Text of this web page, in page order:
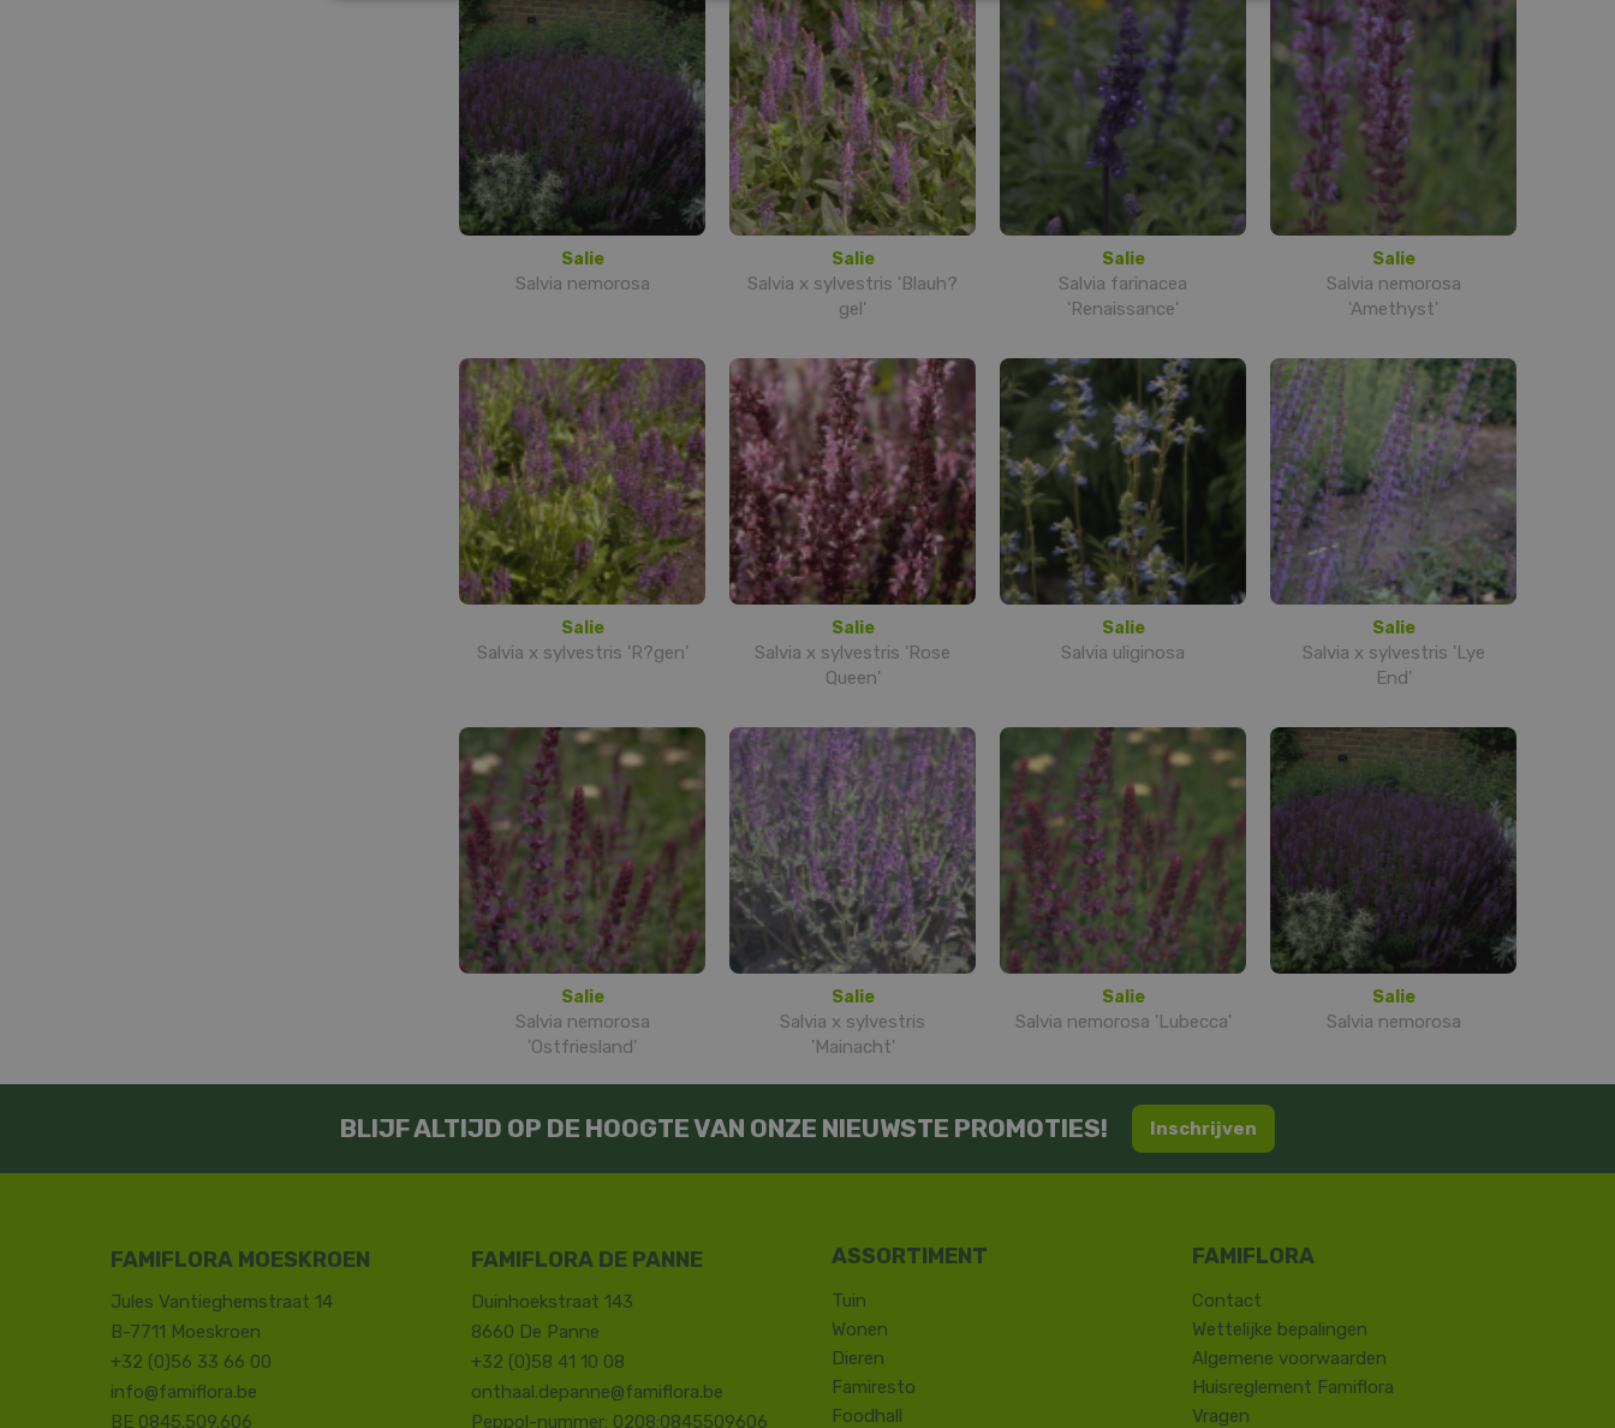
Salie
Salvia nemorosa
Salie
Salvia x sylvestris 'Blauh?
gel'
Salie
Salvia farinacea
'Renaissance'
Salie
Salvia nemorosa
'Amethyst'
Salie
Salvia x sylvestris 'R?gen'
Salie
Salvia x sylvestris 'Rose
Queen'
Salie
Salvia uliginosa
Salie
Salvia x sylvestris 'Lye
End'
Salie
Salvia nemorosa
'Ostfriesland'
Salie
Salvia x sylvestris
'Mainacht'
Salie
Salvia nemorosa 'Lubecca'
Salie
Salvia nemorosa
BLIJF ALTIJD OP DE HOOGTE VAN ONZE NIEUWSTE PROMOTIES! Inschrijven
FAMIFLORA MOESKROEN
Jules Vantieghemstraat 14
B-7711 Moeskroen
+32 (0)56 33 66 00
info@famiflora.be
BE 0845.509.606
FAMIFLORA DE PANNE
Duinhoekstraat 143
8660 De Panne
+32 (0)58 41 10 08
onthaal.depanne@famiflora.be
Peppol-nummer: 0208:0845509606
Tuin
Wonen
Dieren
Famiresto
Foodhall
Contact
​Wettelijke bepalingen
Algemene voorwaarden
Huisreglement Famiflora
Vragen